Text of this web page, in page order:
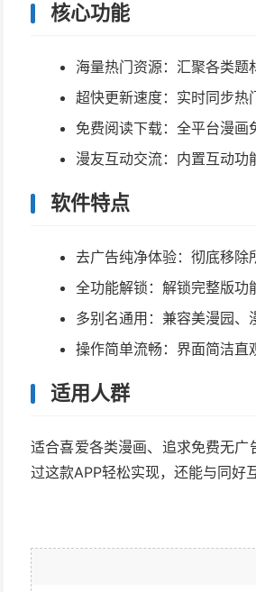
核心功能
海量热门资源：汇聚各类
超快更新速度：实时同步热
免费阅读下载：全平台漫
漫友互动交流：内置互动
软件特点
去广告纯净体验：彻底移除
全功能解锁：解锁完整版功
多别名通用：兼容美漫园
操作简单流畅：界面简洁直
适用人群
适合喜爱各类漫画、追求免费无
过这款APP轻松实现，还能与同好